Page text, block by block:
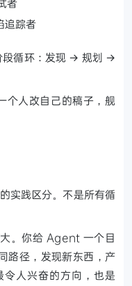
者
追踪者
段循环：发现 → 规划 →
个人改自己的稿子，舰
实践区分。不是所有循
。你给 Agent 一个目
路径，发现新东西，产
人兴奋的方向，也是